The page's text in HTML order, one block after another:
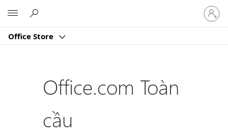
Office Store
Đăng
nhập
tài
của
Office.com Toàn
cầu